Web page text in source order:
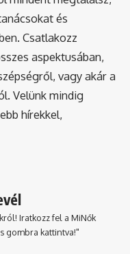
és
Csatlakozz
aspektusában,
vagy akár a
Velünk mindig
hírekkel,
Iratkozz fel a MiNők
gombra kattintva!"